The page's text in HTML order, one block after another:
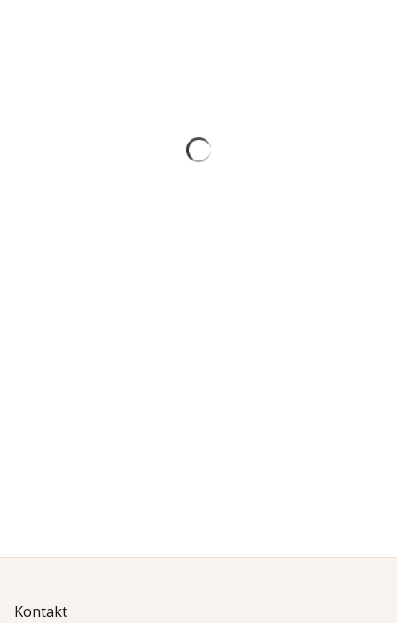
Kontakt